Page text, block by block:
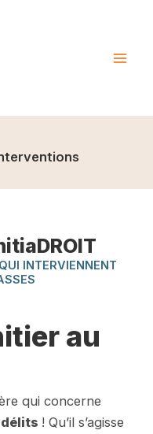
INTERVIENNENT
au
qui concerne
délits ! Qu’il s’agisse